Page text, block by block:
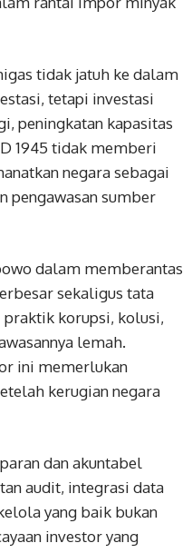
tidak jatuh ke dalam
tetapi investasi
peningkatan kapasitas
1945 tidak memberi
negara sebagai
pengawasan sumber
dalam memberantas
sekaligus tata
korupsi, kolusi,
lemah.
ini memerlukan
kerugian negara
dan akuntabel
audit, integrasi data
yang baik bukan
investor yang